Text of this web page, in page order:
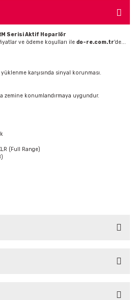
Serisi Aktif Hoparlör
ve ödeme koşulları ile do-re.com.tr'de...
karşısında sinyal korunması.
zemine konumlandırmaya uygundur.
(Full Range)